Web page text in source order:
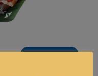
Ver precios